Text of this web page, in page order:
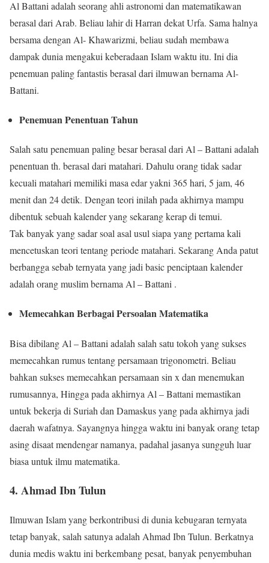
Al Battani adalah seorang ahli astronomi dan matematikawan
berasal dari Arab. Beliau lahir di Harran dekat Urfa. Sama halnya
bersama dengan Al- Khawarizmi, beliau sudah membawa
dampak dunia mengakui keberadaan Islam waktu itu. Ini dia
penemuan paling fantastis berasal dari ilmuwan bernama Al-
Battani.
Penemuan Penentuan Tahun
Salah satu penemuan paling besar berasal dari Al – Battani adalah
penentuan th. berasal dari matahari. Dahulu orang tidak sadar
kecuali matahari memiliki masa edar yakni 365 hari, 5 jam, 46
menit dan 24 detik. Dengan teori inilah pada akhirnya mampu
dibentuk sebuah kalender yang sekarang kerap di temui.
Tak banyak yang sadar soal asal usul siapa yang pertama kali
mencetuskan teori tentang periode matahari. Sekarang Anda patut
berbangga sebab ternyata yang jadi basic penciptaan kalender
adalah orang muslim bernama Al – Battani .
Memecahkan Berbagai Persoalan Matematika
Bisa dibilang Al – Battani adalah salah satu tokoh yang sukses
memecahkan rumus tentang persamaan trigonometri. Beliau
bahkan sukses memecahkan persamaan sin x dan menemukan
rumusannya, Hingga pada akhirnya Al – Battani memastikan
untuk bekerja di Suriah dan Damaskus yang pada akhirnya jadi
daerah wafatnya. Sayangnya hingga waktu ini banyak orang tetap
asing disaat mendengar namanya, padahal jasanya sungguh luar
biasa untuk ilmu matematika.
4. Ahmad Ibn Tulun
Ilmuwan Islam yang berkontribusi di dunia kebugaran ternyata
tetap banyak, salah satunya adalah Ahmad Ibn Tulun. Berkatnya
dunia medis waktu ini berkembang pesat, banyak penyembuhan